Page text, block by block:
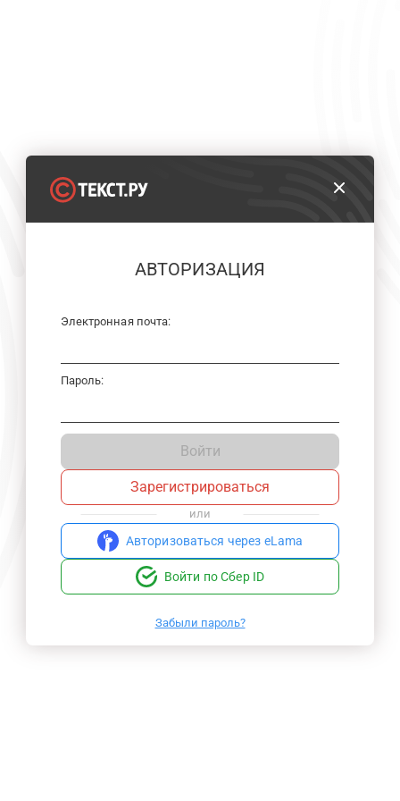
АВТОРИЗАЦИЯ
Электронная почта:
Пароль:
Войти
Зарегистрироваться
или
Авторизоваться через eLama
Войти по Сбер ID
Забыли пароль?